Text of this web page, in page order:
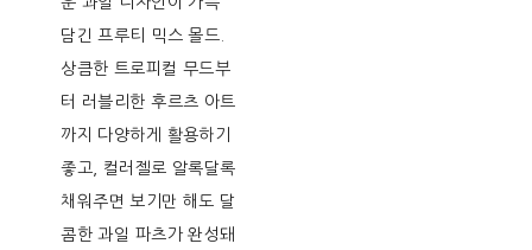
담긴 프루티 믹스 몰드.
상큼한 트로피컬 무드부
터 러블리한 후르츠 아트
까지 다양하게 활용하기
좋고, 컬러젤로 알록달록
채워주면 보기만 해도 달
콤한 과일 파츠가 완성돼